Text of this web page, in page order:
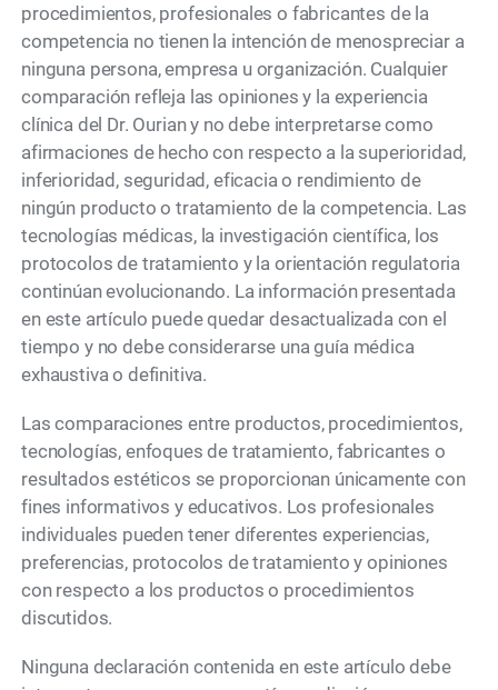
procedimientos, profesionales o fabricantes de la
competencia no tienen la intención de menospreciar a
ninguna persona, empresa u organización. Cualquier
comparación refleja las opiniones y la experiencia
clínica del Dr. Ourian y no debe interpretarse como
afirmaciones de hecho con respecto a la superioridad,
inferioridad, seguridad, eficacia o rendimiento de
ningún producto o tratamiento de la competencia. Las
tecnologías médicas, la investigación científica, los
protocolos de tratamiento y la orientación regulatoria
continúan evolucionando. La información presentada
en este artículo puede quedar desactualizada con el
tiempo y no debe considerarse una guía médica
exhaustiva o definitiva.
Las comparaciones entre productos, procedimientos,
tecnologías, enfoques de tratamiento, fabricantes o
resultados estéticos se proporcionan únicamente con
fines informativos y educativos. Los profesionales
individuales pueden tener diferentes experiencias,
preferencias, protocolos de tratamiento y opiniones
con respecto a los productos o procedimientos
discutidos.
Ninguna declaración contenida en este artículo debe